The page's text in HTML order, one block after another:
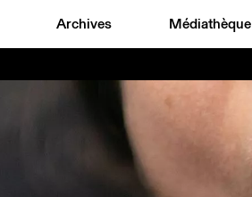
Archives Médiathèque